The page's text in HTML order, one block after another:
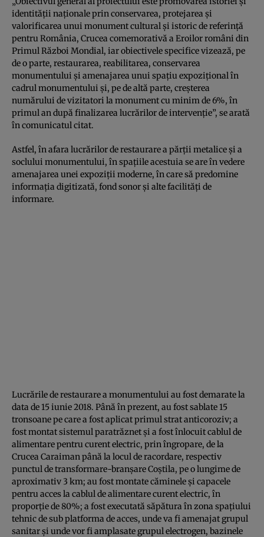
identităţii naţionale prin conservarea, protejarea şi
valorificarea unui monument cultural şi istoric de referinţă
pentru România, Crucea comemorativă a Eroilor români din
Primul Război Mondial, iar obiectivele specifice vizează, pe
de o parte, restaurarea, reabilitarea, conservarea
monumentului şi amenajarea unui spaţiu expoziţional în
cadrul monumentului şi, pe de altă parte, creşterea
numărului de vizitatori la monument cu minim de 6%, în
primul an după finalizarea lucrărilor de intervenţie”, se arată
în comunicatul citat.
Astfel, în afara lucrărilor de restaurare a părţii metalice şi a
soclului monumentului, în spaţiile acestuia se are în vedere
amenajarea unei expoziţii moderne, în care să predomine
informaţia digitizată, fond sonor şi alte facilităţi de
informare.
Lucrările de restaurare a monumentului au fost demarate la
data de 15 iunie 2018. Până în prezent, au fost sablate 15
tronsoane pe care a fost aplicat primul strat anticoroziv; a
fost montat sistemul paratrăznet şi a fost înlocuit cablul de
alimentare pentru curent electric, prin îngropare, de la
Crucea Caraiman până la locul de racordare, respectiv
punctul de transformare-branşare Coştila, pe o lungime de
aproximativ 3 km; au fost montate căminele şi capacele
pentru acces la cablul de alimentare curent electric, în
proporţie de 80%; a fost executată săpătura în zona spaţiului
tehnic de sub platforma de acces, unde va fi amenajat grupul
sanitar şi unde vor fi amplasate grupul electrogen, bazinele